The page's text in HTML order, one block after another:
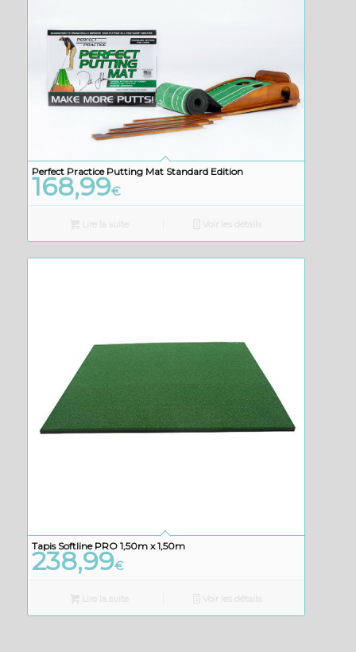
Perfect Practice Putting Mat Standard Edition
168,99€
Tapis Softline PRO 1,50m x 1,50m
238,99€